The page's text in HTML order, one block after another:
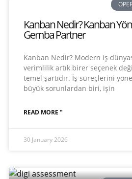
Kanban Nedir? Kanban
Gemba Partner
Kanban Nedir? Modern iş
verimlilik artık birer seçenek
temel şartıdır. İş süreçlerini
büyük sorunlardan biri, işin
READ MORE "
30 January 2026